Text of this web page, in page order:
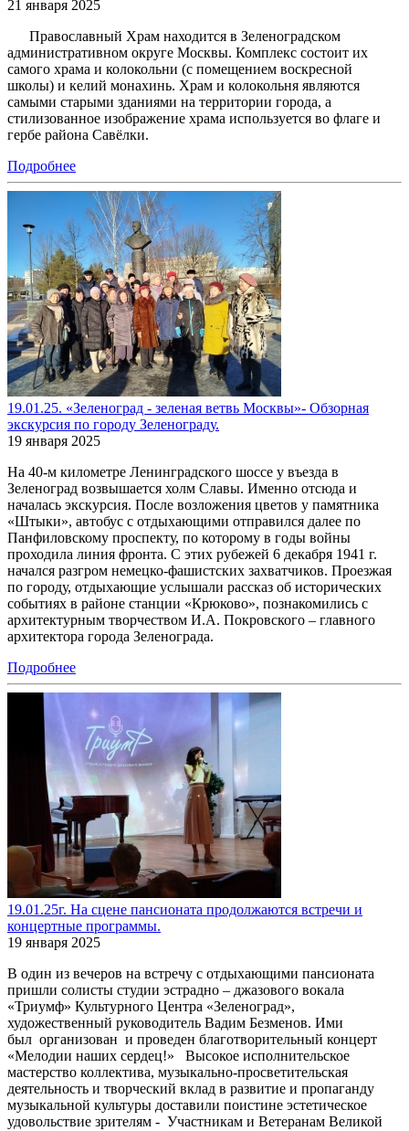
21 января 2025
Православный Храм находится в Зеленоградском
административном округе Москвы. Комплекс состоит их
самого храма и колокольни (с помещением воскресной
школы) и келий монахинь. Храм и колокольня являются
самыми старыми зданиями на территории города, а
стилизованное изображение храма используется во флаге и
гербе района Савёлки.
Подробнее
19.01.25. «Зеленоград - зеленая ветвь Москвы»- Обзорная
экскурсия по городу Зеленограду.
19 января 2025
На 40-м километре Ленинградского шоссе у въезда в
Зеленоград возвышается холм Славы. Именно отсюда и
началась экскурсия. После возложения цветов у памятника
«Штыки», автобус с отдыхающими отправился далее по
Панфиловскому проспекту, по которому в годы войны
проходила линия фронта. С этих рубежей 6 декабря 1941 г.
начался разгром немецко-фашистских захватчиков. Проезжая
по городу, отдыхающие услышали рассказ об исторических
событиях в районе станции «Крюково», познакомились с
архитектурным творчеством И.А. Покровского – главного
архитектора города Зеленограда.
Подробнее
19.01.25г. На сцене пансионата продолжаются встречи и
концертные программы.
19 января 2025
В один из вечеров на встречу с отдыхающими пансионата
пришли солисты студии эстрадно – джазового вокала
«Триумф» Культурного Центра «Зеленоград»,
художественный руководитель Вадим Безменов. Ими
был организован и проведен благотворительный концерт
«Мелодии наших сердец!» Высокое исполнительское
мастерство коллектива, музыкально-просветительская
деятельность и творческий вклад в развитие и пропаганду
музыкальной культуры доставили поистине эстетическое
удовольствие зрителям - Участникам и Ветеранам Великой